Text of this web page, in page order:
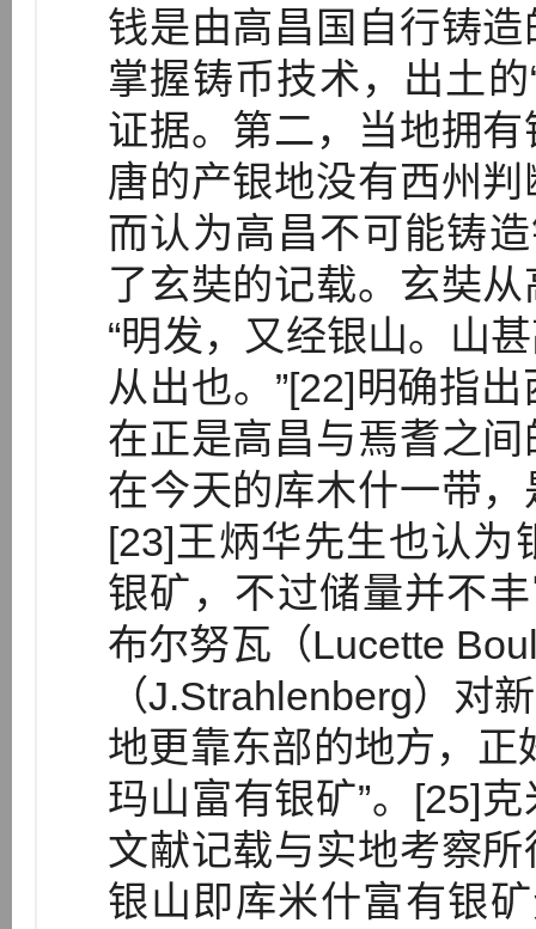
钱是由高昌国自行铸
掌握铸币技术，出土
证据。第二，当地拥
唐的产银地没有西州
而认为高昌不可能铸
了玄奘的记载。玄奘
“明发，又经银山。山
从出也。”[22]明确指
在正是高昌与焉耆之
在今天的库木什一带
[23]王炳华先生也认为
银矿，不过储量并不
布尔努瓦（Lucette
（J.Strahlenberg）对
地更靠东部的地方，正
玛山富有银矿”。[25]
文献记载与实地考察
银山即库米什富有银